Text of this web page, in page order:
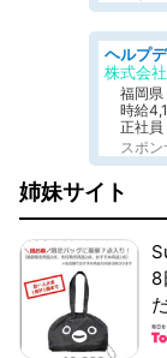
株式会
福岡県
時給
正社員
スポ
姉妹サイト
8